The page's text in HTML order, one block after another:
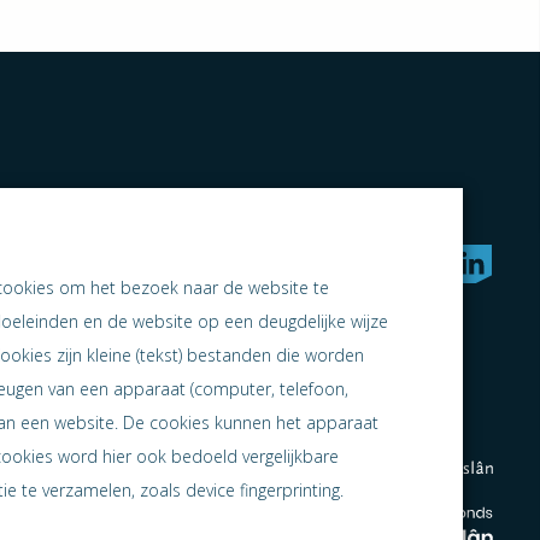
naar samen ondernemen
om het bezoek naar de website te
en de website op een deugdelijke wijze
zijn kleine (tekst) bestanden die worden
van een apparaat (computer, telefoon,
een website. De cookies kunnen het apparaat
word hier ook bedoeld vergelijkbare
te verzamelen, zoals device fingerprinting.